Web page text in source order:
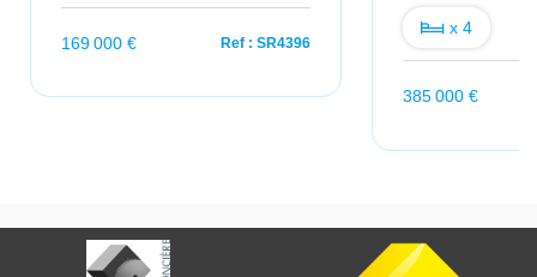
169 000 € Ref : SR4396
x 4
385 000 €